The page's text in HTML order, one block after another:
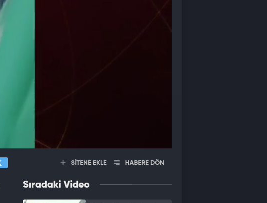
SİTENE EKLE HABERE DÖN
Sıradaki Video